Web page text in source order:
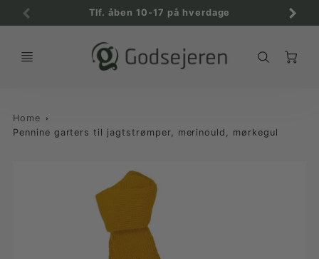
Tlf. åben 10-17 på hverdage
Home
Pennine garters til jagtstrømper, merinould, mørkegul